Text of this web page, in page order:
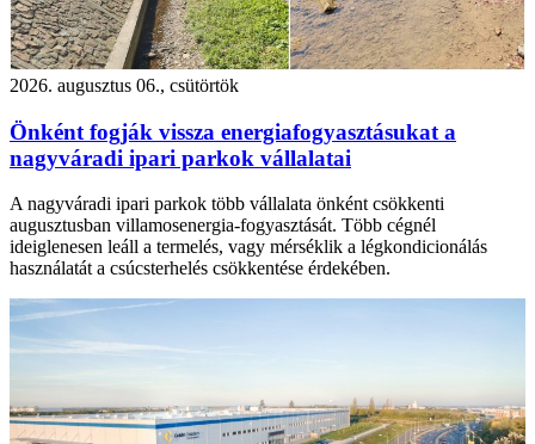
2026. augusztus 06., csütörtök
Önként fogják vissza energiafogyasztásukat a
nagyváradi ipari parkok vállalatai
A nagyváradi ipari parkok több vállalata önként csökkenti
augusztusban villamosenergia-fogyasztását. Több cégnél
ideiglenesen leáll a termelés, vagy mérséklik a légkondicionálás
használatát a csúcsterhelés csökkentése érdekében.